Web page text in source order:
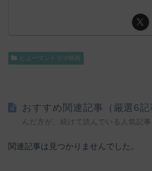
ヒューマンドラマ映画
おすすめ関連記事（厳選6記
んだ方が、続けて読んでいる人気記事
関連記事は見つかりませんでした。